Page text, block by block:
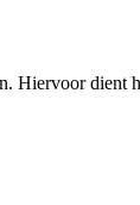
dient